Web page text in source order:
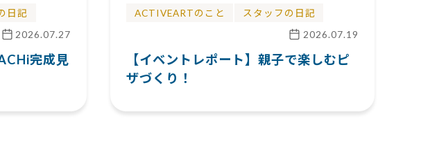
日記
2026.07.27
完成見
ACTIVEARTのこと
スタッフの日記
2026.07.19
【イベントレポート】親子で楽しむピ
ザづくり！